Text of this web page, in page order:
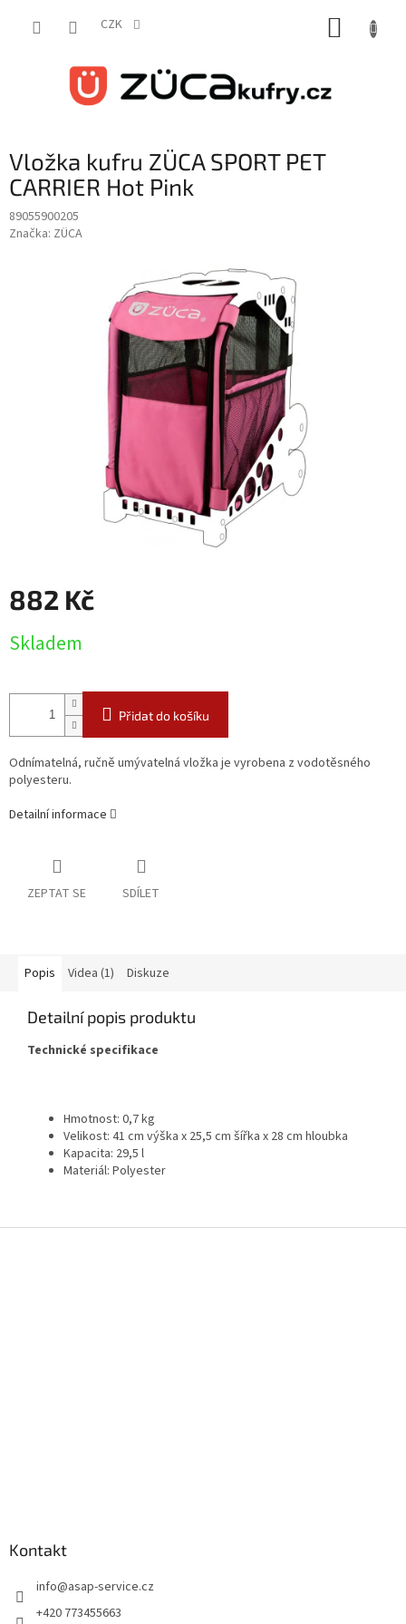
CZK
Vložka kufru ZÜCA SPORT PET
CARRIER Hot Pink
89055900205
Značka: ZÜCA
882 Kč
cena:
Skladem
Přidat do košíku
Odnímatelná, ručně umývatelná vložka je vyrobena z vodotěsného
polyesteru.
Detailní informace
ZEPTAT SE SDÍLET
Popis Videa (1) Diskuze
Detailní popis produktu
Technické specifikace
Hmotnost: 0,7 kg
Velikost: 41 cm výška x 25,5 cm šířka x 28 cm hloubka
Kapacita: 29,5 l
Materiál: Polyester
Kontakt
info@asap-service.cz
+420 773455663